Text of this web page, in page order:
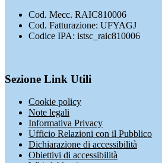
Cod. Mecc. RAIC810006
Cod. Fatturazione: UFYAGJ
Codice IPA: istsc_raic810006
Sezione Link Utili
Cookie policy
Note legali
Informativa Privacy
Ufficio Relazioni con il Pubblico
Dichiarazione di accessibilità
Obiettivi di accessibilità